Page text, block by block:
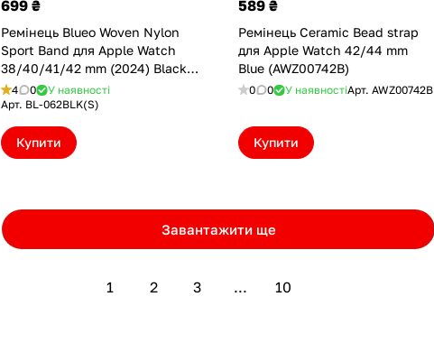
699 ₴
Ремінець Blueo Woven Nylon
Sport Band для Apple Watch
38/40/41/42 mm (2024) Black
(BL-062BLK(S))
4 0
У наявності
Арт. BL-062BLK(S)
Купити
589 ₴
Ремінець Ceramic Bead strap
для Apple Watch 42/44 mm
Blue (AWZ00742B)
0 0 У наявностіАрт. AWZ00742B
Купити
Завантажити ще
1 2 3 ... 10